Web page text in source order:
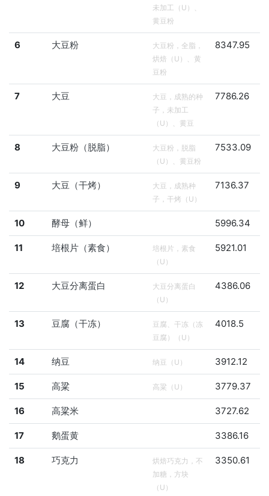
未加工（U）、
黄豆粉
6 大豆粉
大豆粉，全脂，
烘焙（U）、黄
豆粉
8347.95
7 大豆
大豆，成熟的种
子，未加工
（U）、黄豆
7786.26
8 大豆粉（脱脂）
大豆粉，脱脂
（U）、黄豆粉
7533.09
9 大豆（干烤）
大豆，成熟种
子，干烤（U）
7136.37
10 酵母（鲜） 5996.34
11 培根片（素食）
培根片，素食
（U）
5921.01
12 大豆分离蛋白
大豆分离蛋白
（U）
4386.06
13 豆腐（干冻）
豆腐、干冻（冻
豆腐）（U）
4018.5
14 纳豆 纳豆（U） 3912.12
15 高粱 高粱（U） 3779.37
16 高粱米 3727.62
17 鹅蛋黄 3386.16
18 巧克力
烘焙巧克力，不
加糖，方块
（U）
3350.61